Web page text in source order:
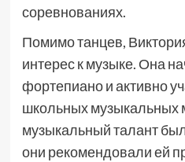
соревнованиях.
Помимо танцев,
интерес к музыке. Она
фортепиано и активно
школьных музыкальных
музыкальный талант
они рекомендовали ей